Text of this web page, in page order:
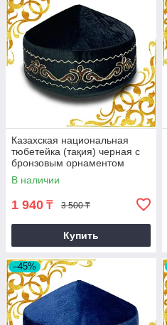
Казахская национальная
тюбетейка (тақия) черная с
бронзовым орнаментом
В наличии
1 940 ₸ 3 500 ₸
Купить
–45%